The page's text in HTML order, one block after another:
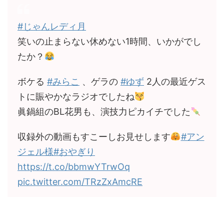
#じゃんレディ月
笑いの止まらない休めない1時間、いかがでし
たか？
ボケる #みらこ 、ゲラの #ゆず 2人の最近ゲス
トに賑やかなラジオでしたね
眞鍋組のBL花男も、演技力ピカイチでした
収録外の動画もすこーしお見せします
#アン
ジェル様#おやぎり
https://t.co/bbmwYTrwOq
pic.twitter.com/TRzZxAmcRE